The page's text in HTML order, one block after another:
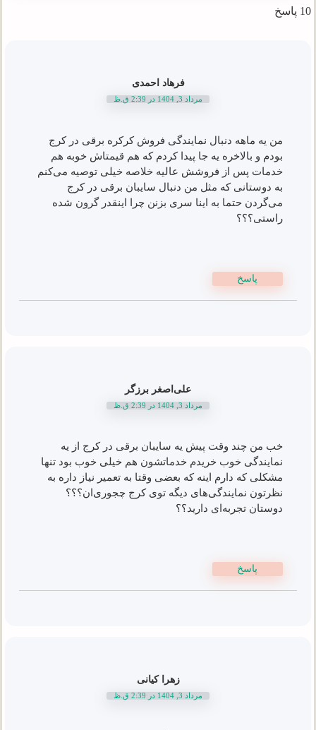
10 پاسخ
فرهاد احمدی
مرداد 3, 1404 در 2:39 ق.ظ
من یه ماهه دنبال نمایندگی فروش کرکره برقی در کرج
بودم و بالاخره یه جا پیدا کردم که هم قیمتاش خوبه هم
خدمات پس از فروشش عالیه خلاصه خیلی توصیه می‌کنم
به دوستانی که مثل من دنبال سایبان برقی در کرج
می‌گردن حتما به اینا سری بزنن چرا اینقدر گرون شده
راستی؟؟؟
پاسخ
علی‌اصغر برزگر
مرداد 3, 1404 در 2:39 ق.ظ
خب من چند وقت پیش یه سایبان برقی در کرج از یه
نمایندگی خوب خریدم خدماتشون هم خیلی خوب بود تنها
مشکلی که دارم اینه که بعضی وقتا به تعمیر نیاز داره به
نظرتون نمایندگی‌های دیگه توی کرج چجوری‌ان؟؟؟
دوستان تجربه‌ای دارید؟؟
پاسخ
زهرا کیانی
مرداد 3, 1404 در 2:39 ق.ظ